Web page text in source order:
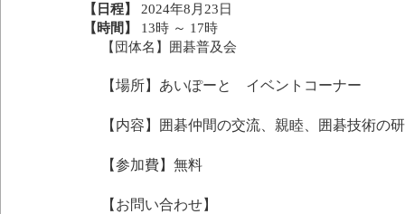
【日程】
2024年8月23日
【時間】
13時 ～ 17時
【団体名】囲碁普及会
【場所】あいぽーと イベントコーナー
【内容】囲碁仲間の交流、親睦、囲碁技術の
【参加費】無料
【お問い合わせ】